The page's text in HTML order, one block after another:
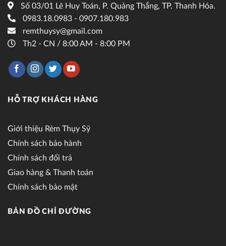
Số 03/01 Lê Huy Toán, P. Quảng Thắng, TP. Thanh Hóa.
0983.18.0983 - 0907.180.983
remthuysy@gmail.com
Th2 - CN / 8:00 AM - 8:00 PM
HỖ TRỢ KHÁCH HÀNG
Giới thiệu Rèm Thụy Sỹ
Chính sách bảo hành
Chính sách đổi trả
Giao hàng & Thanh toán
Chính sách bảo mật
BẢN ĐỒ CHỈ ĐƯỜNG